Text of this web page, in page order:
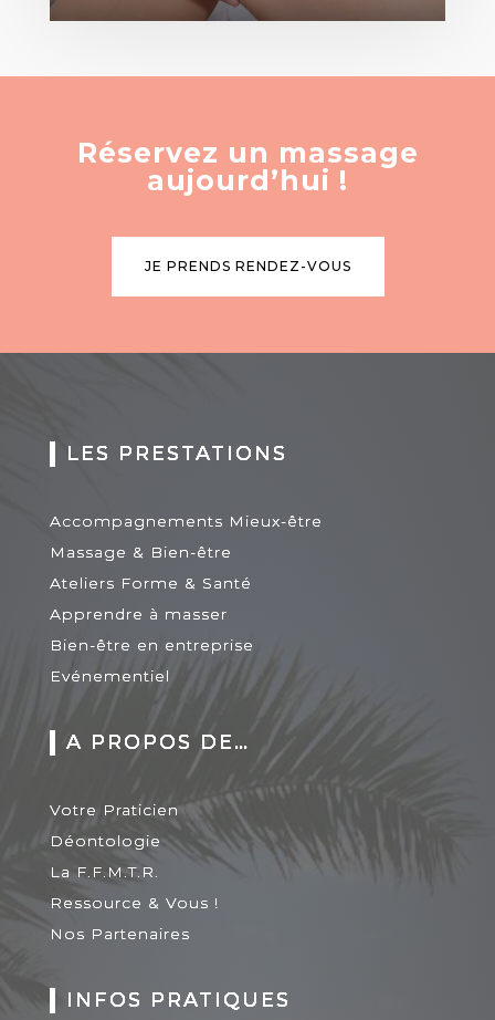
Réservez un massage
aujourd’hui !
JE PRENDS RENDEZ-VOUS
LES PRESTATIONS
Accompagnements Mieux-être
Massage & Bien-être
Ateliers Forme & Santé
Apprendre à masser
Bien-être en entreprise
Evénementiel
A PROPOS DE…
Votre Praticien
Déontologie
La F.F.M.T.R.
Ressource & Vous !
Nos Partenaires
INFOS PRATIQUES